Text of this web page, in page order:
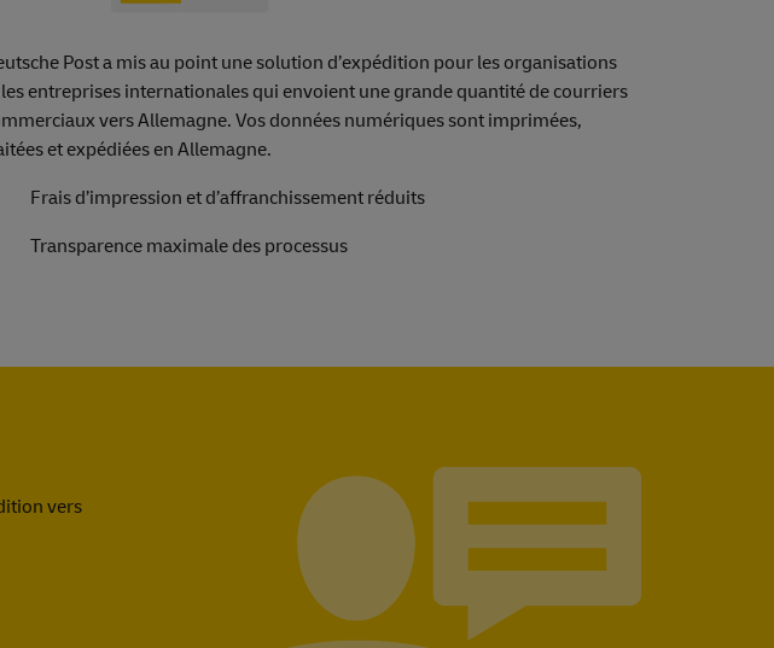
Post a mis au point une solution d’expédition pour les organisations
entreprises internationales qui envoient une grande quantité de courriers
vers Allemagne. Vos données numériques sont imprimées,
et expédiées en Allemagne.
Frais d’impression et d’affranchissement réduits
Transparence maximale des processus
vers